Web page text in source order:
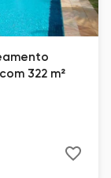
322 m²